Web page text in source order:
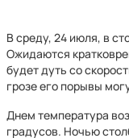
В среду, 24 июля, в
Ожидаются
будет дуть со
грозе его порывы
Днем температура
градусов. Ночью